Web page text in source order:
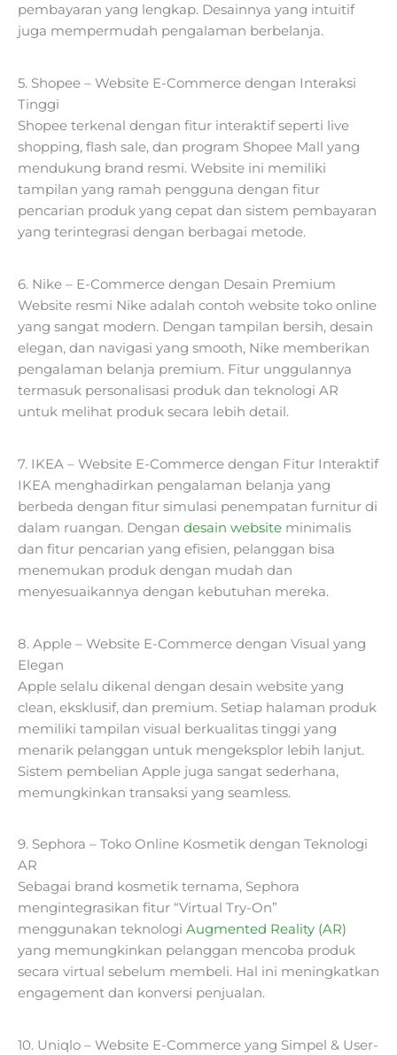
pembayaran yang lengkap. Desainnya yang intuitif
juga mempermudah pengalaman berbelanja.
5. Shopee – Website E-Commerce dengan Interaksi
Tinggi
Shopee terkenal dengan fitur interaktif seperti live
shopping, flash sale, dan program Shopee Mall yang
mendukung brand resmi. Website ini memiliki
tampilan yang ramah pengguna dengan fitur
pencarian produk yang cepat dan sistem pembayaran
yang terintegrasi dengan berbagai metode.
6. Nike – E-Commerce dengan Desain Premium
Website resmi Nike adalah contoh website toko online
yang sangat modern. Dengan tampilan bersih, desain
elegan, dan navigasi yang smooth, Nike memberikan
pengalaman belanja premium. Fitur unggulannya
termasuk personalisasi produk dan teknologi AR
untuk melihat produk secara lebih detail.
7. IKEA – Website E-Commerce dengan Fitur Interaktif
IKEA menghadirkan pengalaman belanja yang
berbeda dengan fitur simulasi penempatan furnitur di
dalam ruangan. Dengan desain website minimalis
dan fitur pencarian yang efisien, pelanggan bisa
menemukan produk dengan mudah dan
menyesuaikannya dengan kebutuhan mereka.
8. Apple – Website E-Commerce dengan Visual yang
Elegan
Apple selalu dikenal dengan desain website yang
clean, eksklusif, dan premium. Setiap halaman produk
memiliki tampilan visual berkualitas tinggi yang
menarik pelanggan untuk mengeksplor lebih lanjut.
Sistem pembelian Apple juga sangat sederhana,
memungkinkan transaksi yang seamless.
9. Sephora – Toko Online Kosmetik dengan Teknologi
AR
Sebagai brand kosmetik ternama, Sephora
mengintegrasikan fitur “Virtual Try-On”
menggunakan teknologi Augmented Reality (AR)
yang memungkinkan pelanggan mencoba produk
secara virtual sebelum membeli. Hal ini meningkatkan
engagement dan konversi penjualan.
10. Uniqlo – Website E-Commerce yang Simpel & User-